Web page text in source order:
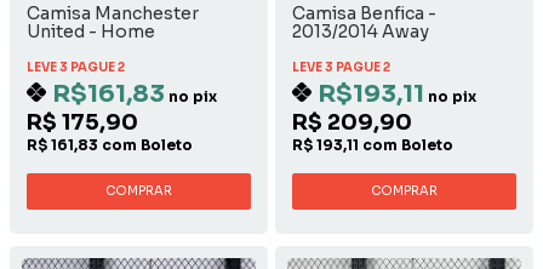
Camisa Manchester
United - Home
LEVE 3 PAGUE 2
R$161,83 no pix
R$ 175,90
R$ 161,83 com Boleto
COMPRAR
Camisa Benfica -
2013/2014 Away
LEVE 3 PAGUE 2
R$193,11 no pix
R$ 209,90
R$ 193,11 com Boleto
COMPRAR